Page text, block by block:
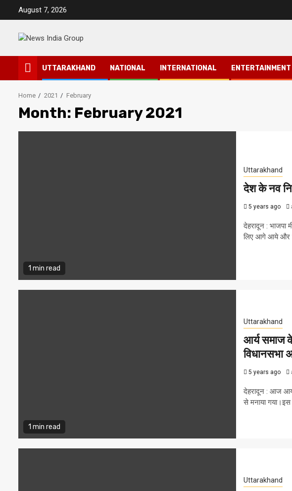
August 7, 2026
UTTARAKHAND NATIONAL INTERNATIONAL ENTERTAINMENT
Home 2021 February
Month: February 2021
1 min read
Uttarakhand
देश के नव
5 years ago
देहरादून : भाजपा
लिए आगे आये और
1 min read
Uttarakhand
आर्य समाज
विधानसभा
5 years ago
देहरादून : आज आर्य
से मनाया गया।इस
Uttarakhand